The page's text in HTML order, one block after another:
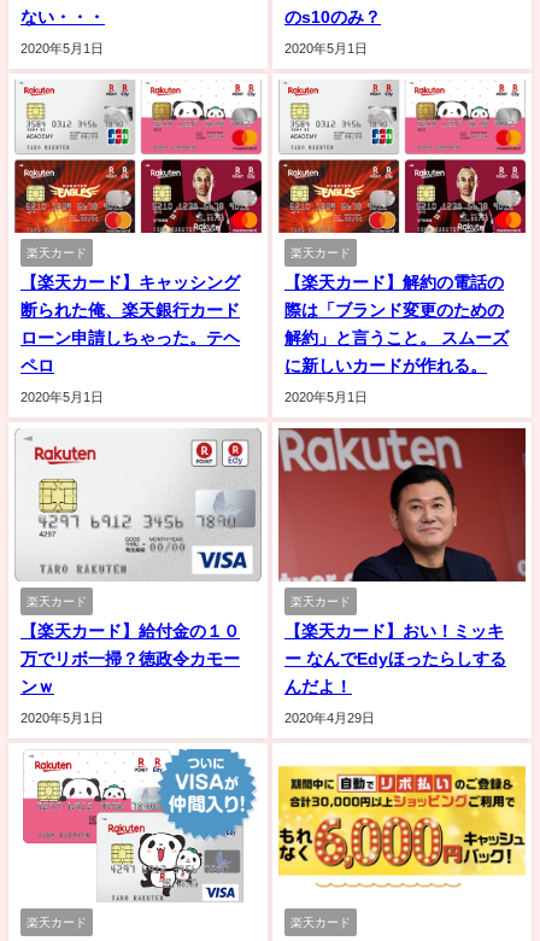
ない・・・
2020年5月1日
のs10のみ？
2020年5月1日
楽天カード
【楽天カード】キャッシング
断られた俺、楽天銀行カード
ローン申請しちゃった。テヘ
ペロ
2020年5月1日
楽天カード
【楽天カード】解約の電話の
際は「ブランド変更のための
解約」と言うこと。 スムーズ
に新しいカードが作れる。
2020年5月1日
楽天カード
【楽天カード】給付金の１０
万でリボ一掃？徳政令カモー
ンｗ
2020年5月1日
楽天カード
【楽天カード】おい！ミッキ
ー なんでEdyほったらしする
んだよ！
2020年4月29日
楽天カード 楽天カード